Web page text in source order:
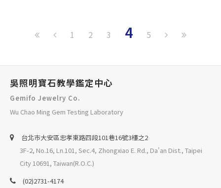
1 2 3 4 5
吳照明寶石教學鑑定中心
Gemifo Jewelry Co.
Wu Chao Ming Gem Testing Laboratory
台北巿大安區忠孝東路四段101巷16號3樓之2
3F-2, No.16, Ln.101, Sec.4, Zhongxiao E. Rd., Da'an Dist., Taipei
City 10691, Taiwan(R.O.C.)
(02)2731-4174